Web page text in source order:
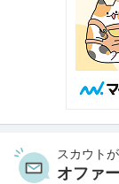
スカウト
オファ